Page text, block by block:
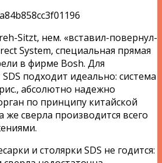
Sitzt, нем. «вставил-повернул-
System, специальная прямая
в фирме Bosh. Для
подходит идеально: система
абсолютно надежно
по принципу китайской
же сверла производится всего
и столярки SDS не годится: